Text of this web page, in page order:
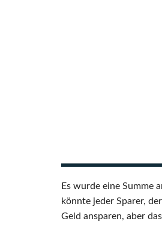
Es wurde eine Summe
könnte jeder Sparer,
Geld ansparen, aber